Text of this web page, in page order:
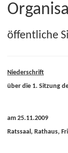
öffentliche
Niederschrift
über die 1. Sitzung
am 25.11.2009
Ratssaal, Rathaus,